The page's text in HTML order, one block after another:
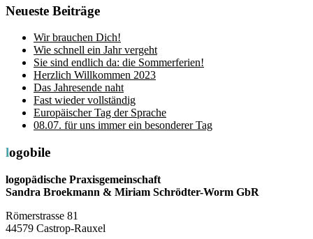
Neueste Beiträge
Wir brauchen Dich!
Wie schnell ein Jahr vergeht
Sie sind endlich da: die Sommerferien!
Herzlich Willkommen 2023
Das Jahresende naht
Fast wieder vollständig
Europäischer Tag der Sprache
08.07. für uns immer ein besonderer Tag
logobile
logopädische Praxisgemeinschaft
Sandra Broekmann & Miriam Schrödter-Worm GbR
Römerstrasse 81
44579 Castrop-Rauxel